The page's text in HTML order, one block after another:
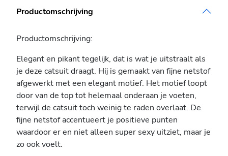
Productomschrijving
Productomschrijving:
Elegant en pikant tegelijk, dat is wat je uitstraalt als
je deze catsuit draagt. Hij is gemaakt van fijne netstof
afgewerkt met een elegant motief. Het motief loopt
door van de top tot helemaal onderaan je voeten,
terwijl de catsuit toch weinig te raden overlaat. De
fijne netstof accentueert je positieve punten
waardoor er en niet alleen super sexy uitziet, maar je
zo ook voelt.